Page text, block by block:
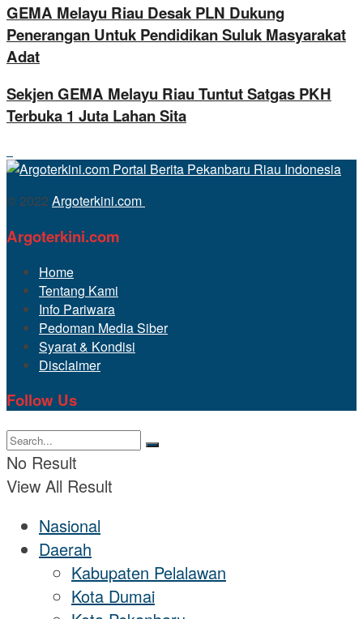
GEMA Melayu Riau Desak PLN Dukung
Penerangan Untuk Pendidikan Suluk Masyarakat
Adat
Sekjen GEMA Melayu Riau Tuntut Satgas PKH
Terbuka 1 Juta Lahan Sita
© 2022 Argoterkini.com .
Argoterkini.com
Home
Tentang Kami
Info Pariwara
Pedoman Media Siber
Syarat & Kondisi
Disclaimer
Follow Us
No Result
View All Result
Nasional
Daerah
Kabupaten Pelalawan
Kota Dumai